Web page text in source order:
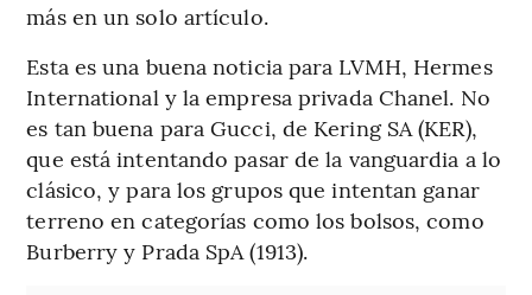
más en un solo artículo.
Esta es una buena noticia para LVMH, Hermes
International y la empresa privada Chanel. No
es tan buena para Gucci, de Kering SA (KER),
que está intentando pasar de la vanguardia a lo
clásico, y para los grupos que intentan ganar
terreno en categorías como los bolsos, como
Burberry y Prada SpA (1913).